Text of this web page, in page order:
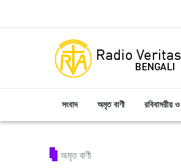
সংবাদ অমৃত বাণী রবিবাসরীয়
অমৃত বাণী